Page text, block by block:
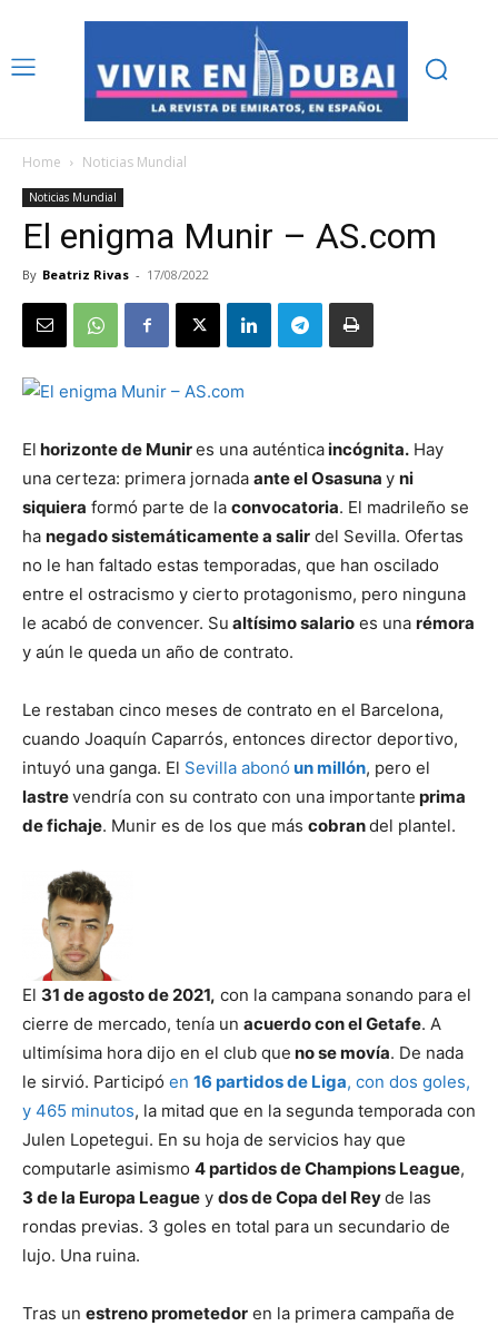
Home Noticias Mundial
Noticias Mundial
El enigma Munir – AS.com
By Beatriz Rivas - 17/08/2022
El horizonte de Munires una auténticaincógnita. Hay
una certeza: primera jornada ante el Osasuna y ni
siquiera formó parte de la convocatoria. El madrileño se
ha negado sistemáticamente a salir del Sevilla. Ofertas
no le han faltado estas temporadas, que han oscilado
entre el ostracismo y cierto protagonismo, pero ninguna
le acabó de convencer. Su altísimo salario es una rémora
y aún le queda un año de contrato.
Le restaban cinco meses de contrato en el Barcelona,
cuando Joaquín Caparrós, entonces director deportivo,
intuyó una ganga. El Sevilla abonó un millón, pero el
lastrevendría con su contrato con una importante prima
de fichaje. Munir es de los que más cobrandel plantel.
El 31 de agosto de 2021, con la campana sonando para el
cierre de mercado, tenía un acuerdo con el Getafe. A
ultimísima hora dijo en el club que no se movía. De nada
le sirvió. Participó en 16 partidos de Liga, con dos goles,
y 465 minutos, la mitad que en la segunda temporada con
Julen Lopetegui. En su hoja de servicios hay que
computarle asimismo 4 partidos de Champions League,
3 de la Europa League y dos de Copa del Reyde las
rondas previas. 3 goles en total para un secundario de
lujo. Una ruina.
Tras un estreno prometedor en la primera campaña de